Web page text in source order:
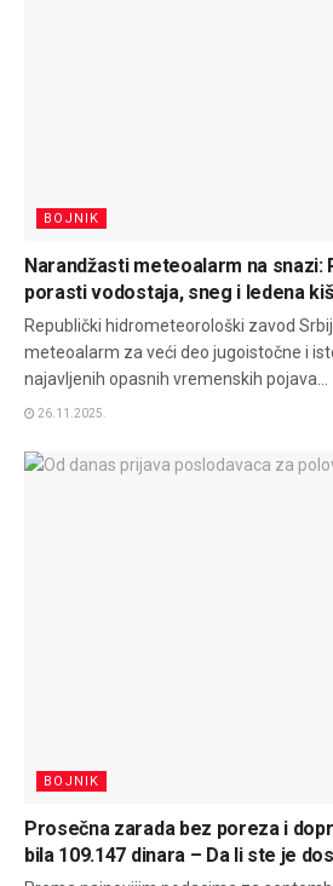
BOJNIK
Narandžasti meteoalarm na snazi:
porasti vodostaja, sneg i ledena
Republički hidrometeorološki zavod
meteoalarm za veći deo jugoistočne i
najavljenih opasnih vremenskih pojava...
26.11.2025.
BOJNIK
Prosečna zarada bez poreza i
bila 109.147 dinara – Da li ste je